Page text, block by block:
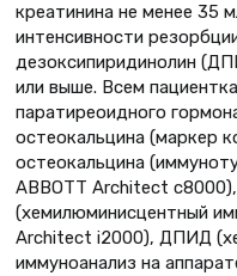
креатинина не менее 35
интенсивности
дезоксипиридинолин
или выше. Всем
паратиреоидного
остеокальцина (маркер
остеокальцина
ABBOTT Architect
(хемилюминисцентный
Architect i2000), ДПИД
иммуноанализ на